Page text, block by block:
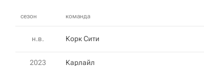
сезон команда
н.в. Корк Сити
2023 Карлaйл